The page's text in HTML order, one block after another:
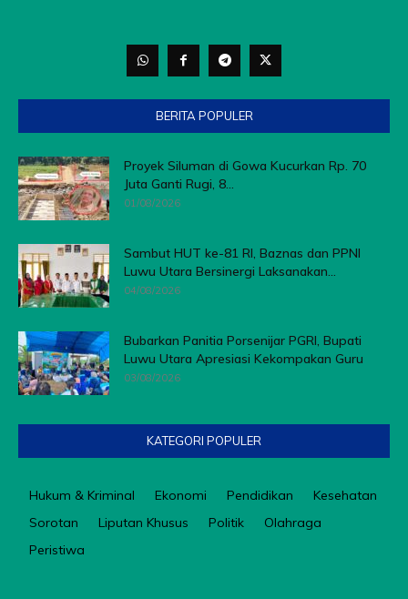
BERITA POPULER
Proyek Siluman di Gowa Kucurkan Rp. 70
Juta Ganti Rugi, 8...
01/08/2026
Sambut HUT ke-81 RI, Baznas dan PPNI
Luwu Utara Bersinergi Laksanakan...
04/08/2026
Bubarkan Panitia Porsenijar PGRI, Bupati
Luwu Utara Apresiasi Kekompakan Guru
03/08/2026
KATEGORI POPULER
Hukum & Kriminal Ekonomi Pendidikan
Kesehatan
Sorotan
Liputan Khusus Politik
Olahraga
Peristiwa